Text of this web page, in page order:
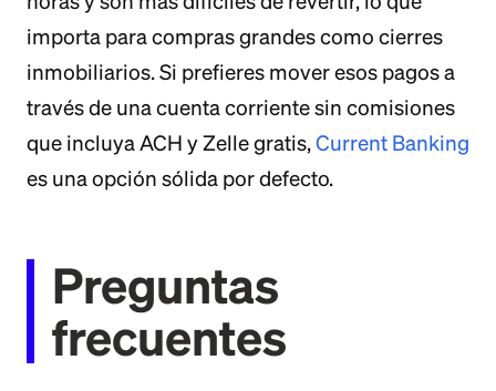
importa para compras grandes como cierres
inmobiliarios. Si prefieres mover esos pagos a
través de una cuenta corriente sin comisiones
que incluya ACH y Zelle gratis,Current Banking
es una opción sólida por defecto.
Preguntas
frecuentes